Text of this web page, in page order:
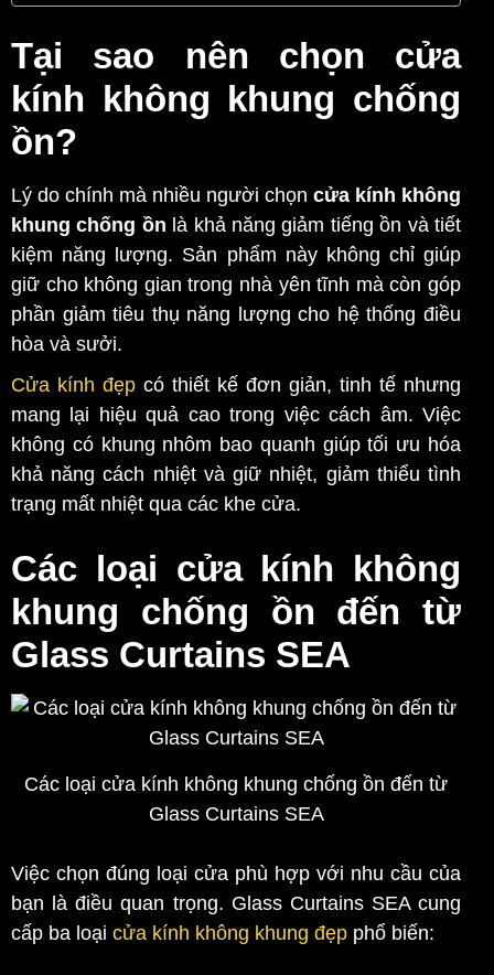
Tại sao nên chọn cửa
kính không khung chống
ồn?
Lý do chính mà nhiều người chọn cửa kính không
khung chống ồn là khả năng giảm tiếng ồn và tiết
kiệm năng lượng. Sản phẩm này không chỉ giúp
giữ cho không gian trong nhà yên tĩnh mà còn góp
phần giảm tiêu thụ năng lượng cho hệ thống điều
hòa và sưởi.
Cửa kính đẹp có thiết kế đơn giản, tinh tế nhưng
mang lại hiệu quả cao trong việc cách âm. Việc
không có khung nhôm bao quanh giúp tối ưu hóa
khả năng cách nhiệt và giữ nhiệt, giảm thiểu tình
trạng mất nhiệt qua các khe cửa.
Các loại cửa kính không
khung chống ồn đến từ
Glass Curtains SEA
Các loại cửa kính không khung chống ồn đến từ
Glass Curtains SEA
Việc chọn đúng loại cửa phù hợp với nhu cầu của
bạn là điều quan trọng. Glass Curtains SEA cung
cấp ba loại cửa kính không khung đẹp phổ biến: